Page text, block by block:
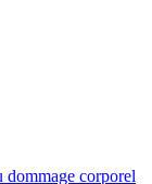
dommage corporel